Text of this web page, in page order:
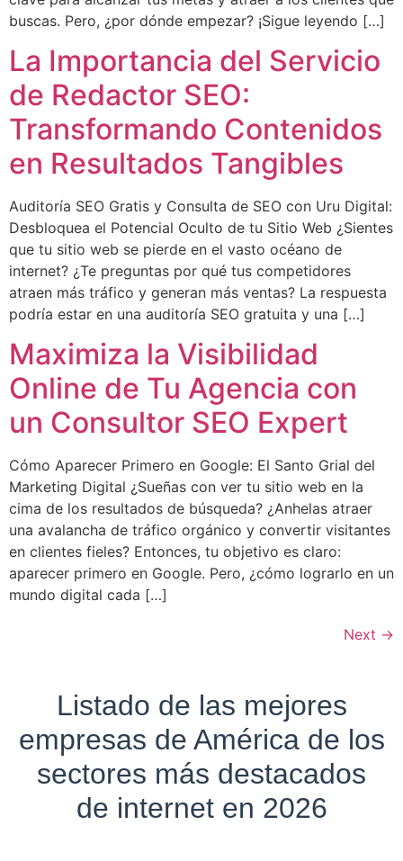
buscas. Pero, ¿por dónde empezar? ¡Sigue leyendo […]
La Importancia del Servicio
de Redactor SEO:
Transformando Contenidos
en Resultados Tangibles
Auditoría SEO Gratis y Consulta de SEO con Uru Digital:
Desbloquea el Potencial Oculto de tu Sitio Web ¿Sientes
que tu sitio web se pierde en el vasto océano de
internet? ¿Te preguntas por qué tus competidores
atraen más tráfico y generan más ventas? La respuesta
podría estar en una auditoría SEO gratuita y una […]
Maximiza la Visibilidad
Online de Tu Agencia con
un Consultor SEO Expert
Cómo Aparecer Primero en Google: El Santo Grial del
Marketing Digital ¿Sueñas con ver tu sitio web en la
cima de los resultados de búsqueda? ¿Anhelas atraer
una avalancha de tráfico orgánico y convertir visitantes
en clientes fieles? Entonces, tu objetivo es claro:
aparecer primero en Google. Pero, ¿cómo lograrlo en un
mundo digital cada […]
Next →
Listado de las mejores
empresas de América de los
sectores más destacados
de internet en 2026